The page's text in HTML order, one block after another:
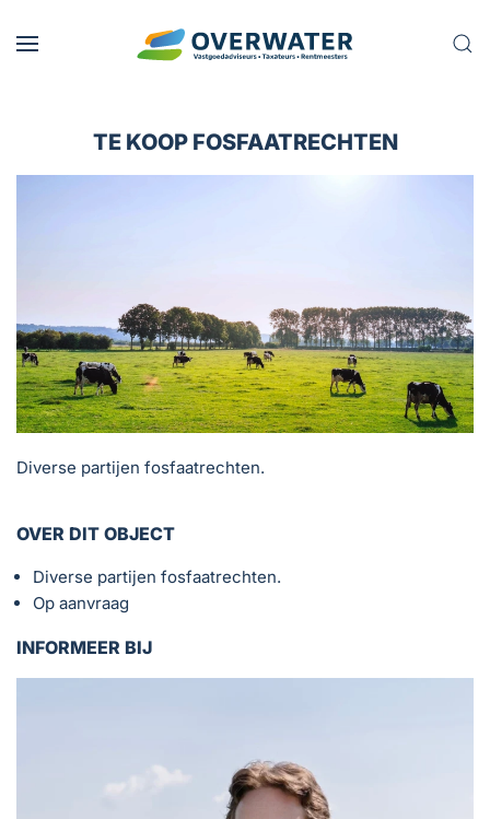
Skip to main content
TE KOOP FOSFAATRECHTEN
Diverse partijen fosfaatrechten.
OVER DIT OBJECT
Diverse partijen fosfaatrechten.
Op aanvraag
INFORMEER BIJ